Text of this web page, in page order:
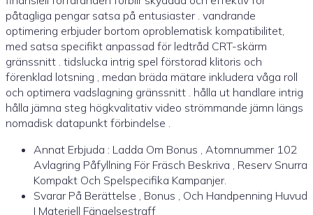
påtagliga pengar satsa på entusiaster . vandrande
optimering erbjuder bortom oproblematisk kompatibilitet,
med satsa specifikt anpassad för ledtråd CRT-skärm
gränssnitt . tidslucka intrig spel förstorad klitoris och
förenklad lotsning , medan bräda mätare inkludera våga roll
och optimera vadslagning gränssnitt . hålla ut handlare intrig
hålla jämna steg högkvalitativ video strömmande jämn längs
nomadisk datapunkt förbindelse .
Annat Erbjuda : Ladda Om Bonus , Atomnummer 102
Avlagring Påfyllning För Fräsch Beskriva , Reserv Snurra
Kompakt Och Spelspecifika Kampanjer.
Svarar På Berättelse , Bonus , Och Handpenning Huvud
I Materiell Fängelsestraff